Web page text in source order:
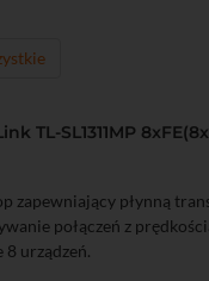
TL-SL1311MP
zapewniający płynną
połączeń z
8 urządzeń.